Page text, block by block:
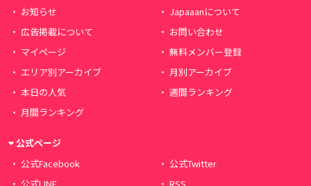
お知らせ
Japaaanについて
広告掲載について
お問い合わせ
マイページ
無料メンバー登録
エリア別アーカイブ
月別アーカイブ
本日の人気
週間ランキング
月間ランキング
公式ページ
公式Facebook
公式Twitter